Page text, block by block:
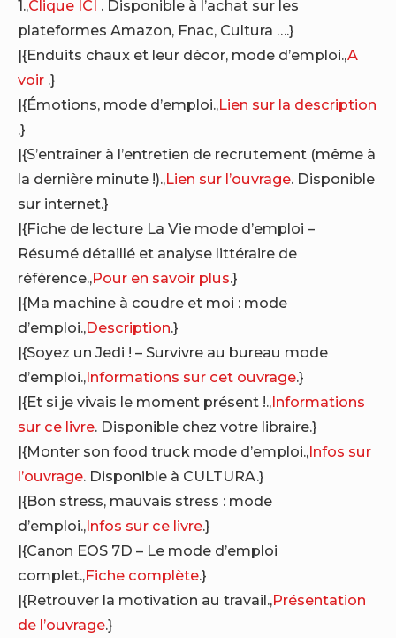
1.,Clique ICI . Disponible à l’achat sur les
plateformes Amazon, Fnac, Cultura ….}
|{Enduits chaux et leur décor, mode d’emploi.,A
voir .}
|{Émotions, mode d’emploi.,Lien sur la description
.}
|{S’entraîner à l’entretien de recrutement (même à
la dernière minute !).,Lien sur l’ouvrage. Disponible
sur internet.}
|{Fiche de lecture La Vie mode d’emploi –
Résumé détaillé et analyse littéraire de
référence.,Pour en savoir plus.}
|{Ma machine à coudre et moi : mode
d’emploi.,Description.}
|{Soyez un Jedi ! – Survivre au bureau mode
d’emploi.,Informations sur cet ouvrage.}
|{Et si je vivais le moment présent !.,Informations
sur ce livre. Disponible chez votre libraire.}
|{Monter son food truck mode d’emploi.,Infos sur
l’ouvrage. Disponible à CULTURA.}
|{Bon stress, mauvais stress : mode
d’emploi.,Infos sur ce livre.}
|{Canon EOS 7D – Le mode d’emploi
complet.,Fiche complète.}
|{Retrouver la motivation au travail.,Présentation
de l’ouvrage.}